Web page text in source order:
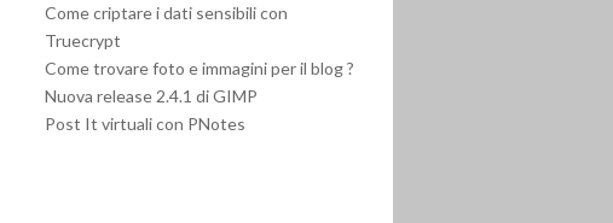
Come criptare i dati sensibili con
Truecrypt
Come trovare foto e immagini per il blog ?
Nuova release 2.4.1 di GIMP
Post It virtuali con PNotes